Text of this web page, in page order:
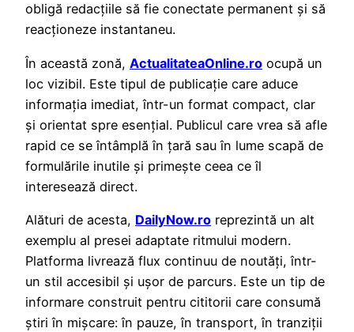
obligă redacțiile să fie conectate permanent și să
reacționeze instantaneu.
În această zonă, ActualitateaOnline.ro ocupă un
loc vizibil. Este tipul de publicație care aduce
informația imediat, într-un format compact, clar
și orientat spre esențial. Publicul care vrea să afle
rapid ce se întâmplă în țară sau în lume scapă de
formulările inutile și primește ceea ce îl
interesează direct.
Alături de acesta, DailyNow.ro reprezintă un alt
exemplu al presei adaptate ritmului modern.
Platforma livrează flux continuu de noutăți, într-
un stil accesibil și ușor de parcurs. Este un tip de
informare construit pentru cititorii care consumă
știri în mișcare: în pauze, în transport, în tranziții